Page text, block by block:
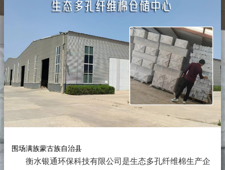
围场满族蒙古族自治县
衡水银通环保科技有限公司是生态多孔纤维棉生产企